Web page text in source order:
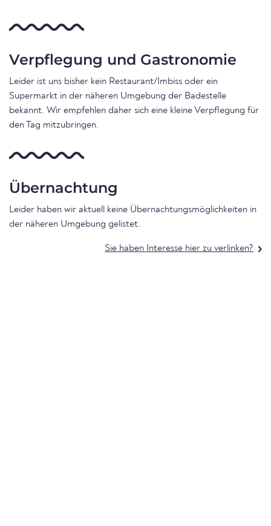
Verpflegung und Gastronomie
Leider ist uns bisher kein Restaurant/Imbiss oder ein
Supermarkt in der näheren Umgebung der Badestelle
bekannt. Wir empfehlen daher sich eine kleine Verpflegung für
den Tag mitzubringen.
Übernachtung
Leider haben wir aktuell keine Übernachtungsmöglichkeiten in
der näheren Umgebung gelistet.
Sie haben Interesse hier zu verlinken?